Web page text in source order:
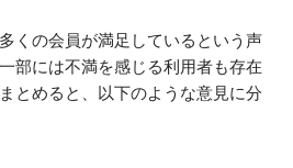
くの会員が満足しているという声
部には不満を感じる利用者も存在
とめると、以下のような意見に分